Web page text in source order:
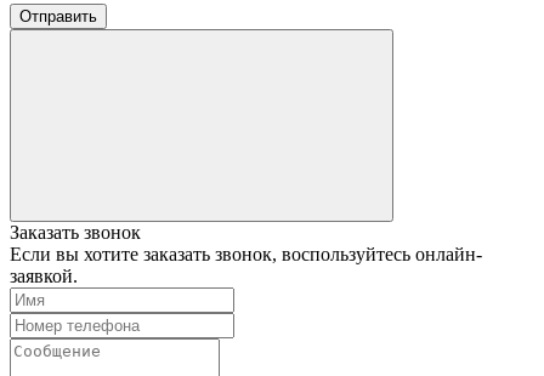
Отправить
Заказать звонок
Если вы хотите заказать звонок, воспользуйтесь онлайн-
заявкой.